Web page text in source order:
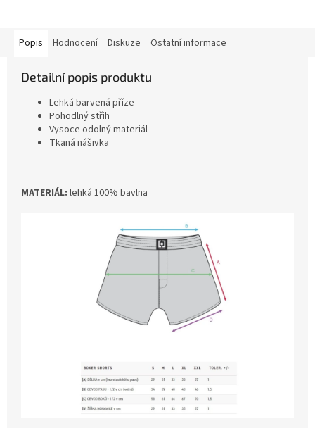
Popis Hodnocení Diskuze Ostatní informace
Detailní popis produktu
Lehká barvená příze
Pohodlný střih
Vysoce odolný materiál
Tkaná nášivka
MATERIÁL: lehká 100% bavlna